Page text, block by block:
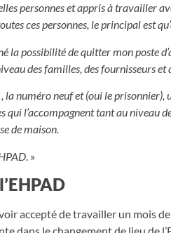
personnes et appris à travailler
ces personnes, le principal est
la possibilité de quitter mon poste
des familles, des fournisseurs et
numéro neuf et (oui le
l’accompagnent tant au niveau
de maison.
. »
accepté de travailler un mois